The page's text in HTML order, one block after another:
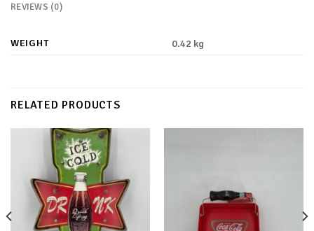
REVIEWS (0)
WEIGHT 0.42 kg
RELATED PRODUCTS